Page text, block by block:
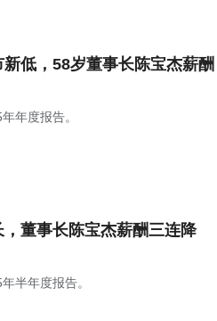
低，58岁董事长陈宝杰薪酬
年度报告。
董事长陈宝杰薪酬三连降
半年度报告。